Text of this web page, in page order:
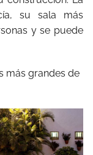
su sala más
y se puede
más grandes de